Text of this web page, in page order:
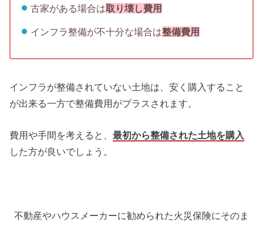
古家がある場合は取り壊し費用
インフラ整備が不十分な場合は整備費用
インフラが整備されていない土地は、安く購入すること
が出来る一方で整備費用がプラスされます。
費用や手間を考えると、最初から整備された土地を購入
した方が良いでしょう。
不動産やハウスメーカーに勧められた火災保険にそのま